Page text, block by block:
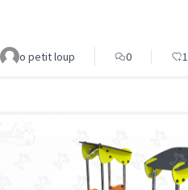
o petit loup 0 1